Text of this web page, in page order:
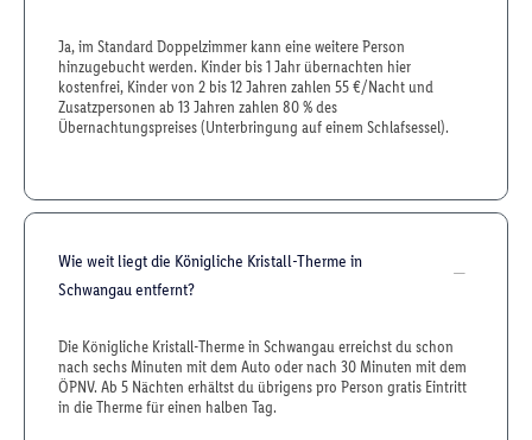
Ja, im Standard Doppelzimmer kann eine weitere Person
hinzugebucht werden. Kinder bis 1 Jahr übernachten hier
kostenfrei, Kinder von 2 bis 12 Jahren zahlen 55 €/Nacht und
Zusatzpersonen ab 13 Jahren zahlen 80 % des
Übernachtungspreises (Unterbringung auf einem Schlafsessel).
Wie weit liegt die Königliche Kristall-Therme in
Schwangau entfernt?
Die Königliche Kristall-Therme in Schwangau erreichst du schon
nach sechs Minuten mit dem Auto oder nach 30 Minuten mit dem
ÖPNV. Ab 5 Nächten erhältst du übrigens pro Person gratis Eintritt
in die Therme für einen halben Tag.